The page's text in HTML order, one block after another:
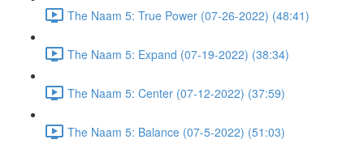
The Naam 5: True Power (07-26-2022) (48:41)
The Naam 5: Expand (07-19-2022) (38:34)
The Naam 5: Center (07-12-2022) (37:59)
The Naam 5: Balance (07-5-2022) (51:03)